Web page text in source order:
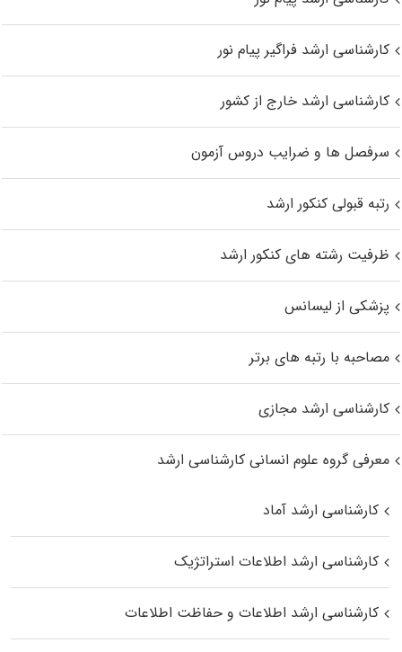
کارشناسی ارشد فراگیر پیام نور
کارشناسی ارشد خارج از کشور
سرفصل ها و ضرایب دروس آزمون
رتبه قبولی کنکور ارشد
ظرفیت رشته های کنکور ارشد
پزشکی از لیسانس
مصاحبه با رتبه های برتر
کارشناسی ارشد مجازی
معرفی گروه علوم انسانی کارشناسی ارشد
کارشناسی ارشد آماد
کارشناسی ارشد اطلاعات استراتژیک
کارشناسی ارشد اطلاعات و حفاظت اطلاعات